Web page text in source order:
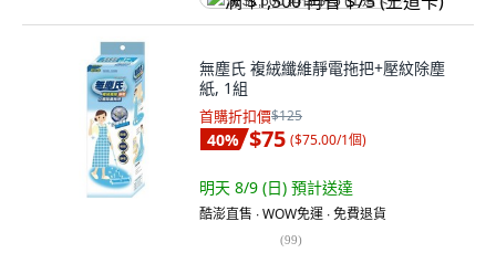
無塵氏 複絨纖維靜電拖把+壓紋除塵
紙, 1組
首購折扣價$125
40% $75 ($75.00/1個)
明天 8/9 (日) 預計送達
酷澎直售 ∙ WOW免運 ∙ 免費退貨
(99)